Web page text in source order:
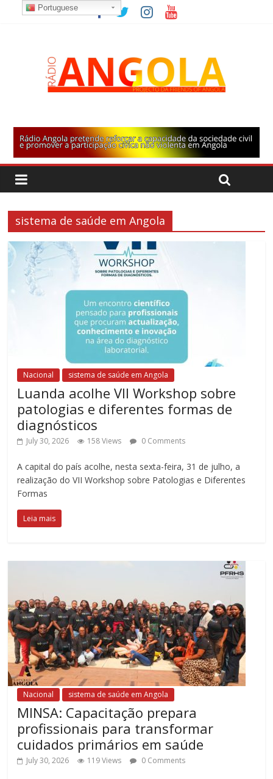
sistema de saúde em Angola
Nacional sistema de saúde em Angola
Luanda acolhe VII Workshop sobre
patologias e diferentes formas de
diagnósticos
July 30, 2026 158 Views 0 Comments
A capital do país acolhe, nesta sexta-feira, 31 de julho, a
realização do VII Workshop sobre Patologias e Diferentes
Formas
Leia mais
Nacional sistema de saúde em Angola
MINSA: Capacitação prepara
profissionais para transformar
cuidados primários em saúde
July 30, 2026 119 Views 0 Comments
Portuguese